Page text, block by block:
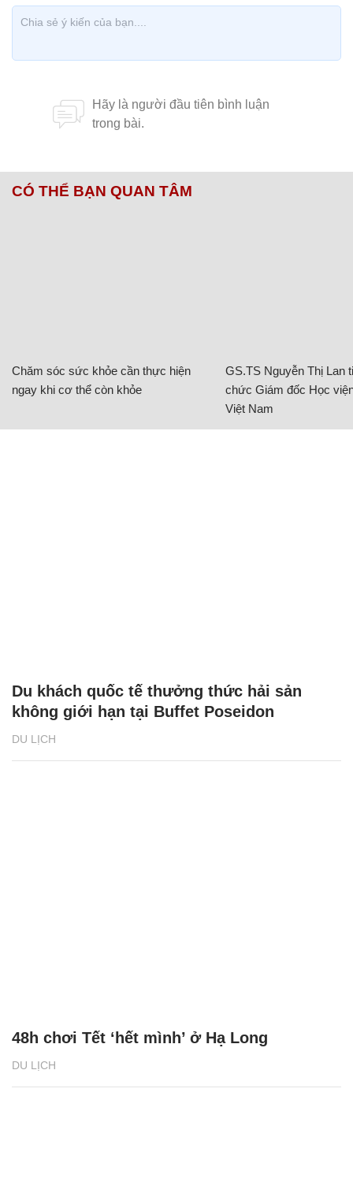
CÓ THỂ BẠN QUAN TÂM
Chăm sóc sức khỏe cần thực hiện
ngay khi cơ thể còn khỏe
GS.TS Nguyễn Thị Lan
chức Giám đốc Học
Việt Nam
DU LỊCH
Du khách quốc tế thưởng thức hải sản
không giới hạn tại Buffet Poseidon
DU LỊCH
48h chơi Tết ‘hết mình’ ở Hạ Long